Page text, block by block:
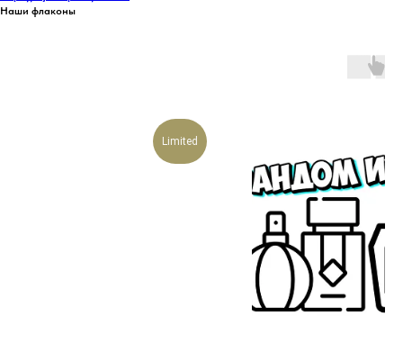
Наши флаконы
Limited